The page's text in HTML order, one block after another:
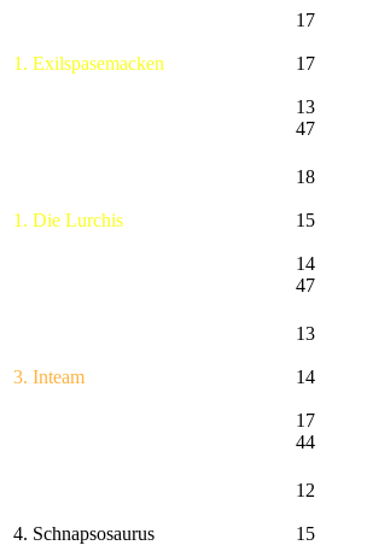
1. Exilspasemacken
17
17
13
47
1. Die Lurchis
18
15
14
47
3. Inteam
13
14
17
44
4. Schnapsosaurus
12
15